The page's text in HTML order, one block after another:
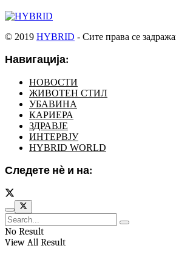
© 2019 HYBRID - Сите права се
Навигација:
НОВОСТИ
ЖИВОТЕН СТИЛ
УБАВИНА
КАРИЕРА
ЗДРАВЈЕ
ИНТЕРВЈУ
HYBRID WORLD
Следете нѐ и на:
No Result
View All Result